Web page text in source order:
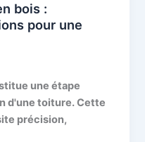
bois :
pour une
une étape
d'une toiture. Cette
précision,